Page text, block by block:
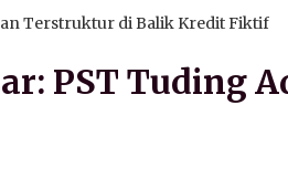
Terstruktur di Balik Kredit Fiktif
PST Tuding